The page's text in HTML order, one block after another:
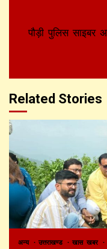
पौड़ी पुलिस साइबर
Related Stories
अन्य उत्तराखण्ड खास खबर